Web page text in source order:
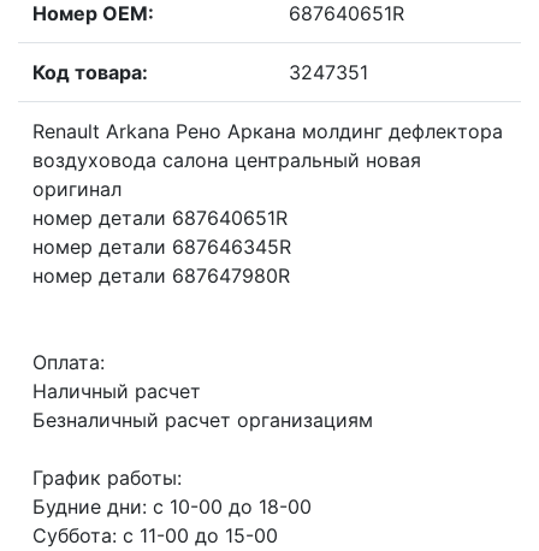
Номер OEM: 687640651R
Код товара: 3247351
Renault Arkana Рено Аркана молдинг дефлектора
воздуховода салона центральный новая
оригинал
номер детали 687640651R
номер детали 687646345R
номер детали 687647980R
Оплата:
Наличный расчет
Безналичный расчет организациям
График работы:
Будние дни: с 10-00 до 18-00
Суббота: с 11-00 до 15-00